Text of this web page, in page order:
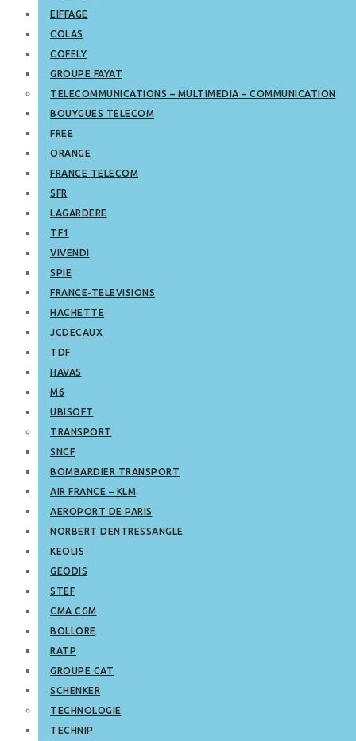
EIFFAGE
COLAS
COFELY
GROUPE FAYAT
TELECOMMUNICATIONS – MULTIMEDIA – COMMUNICATION
BOUYGUES TELECOM
FREE
ORANGE
FRANCE TELECOM
SFR
LAGARDERE
TF1
VIVENDI
SPIE
FRANCE-TELEVISIONS
HACHETTE
JCDECAUX
TDF
HAVAS
M6
UBISOFT
TRANSPORT
SNCF
BOMBARDIER TRANSPORT
AIR FRANCE – KLM
AEROPORT DE PARIS
NORBERT DENTRESSANGLE
KEOLIS
GEODIS
STEF
CMA CGM
BOLLORE
RATP
GROUPE CAT
SCHENKER
TECHNOLOGIE
TECHNIP